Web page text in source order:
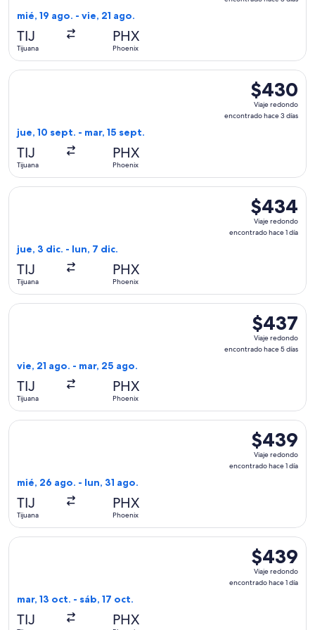
mié, 19 ago. - vie, 21 ago.
TIJ
Tijuana
PHX
Phoenix
$430
Viaje
redondo,
$430
Viaje redondo
encontrado hace 3 días
jue, 10 sept. - mar, 15 sept.
TIJ
Tijuana
PHX
Phoenix
Seleccionar vuelo de Volaris, con salida el jue, 10 sept.
$434
Viaje
redondo,
$434
Viaje redondo
encontrado hace 1 día
jue, 3 dic. - lun, 7 dic.
TIJ
Tijuana
PHX
Phoenix
Seleccionar vuelo de Aeromexico, con salida el jue, 3 dic.
$437
Viaje
redondo,
$437
Viaje redondo
encontrado hace 5 días
vie, 21 ago. - mar, 25 ago.
TIJ
Tijuana
PHX
Phoenix
Seleccionar vuelo de Volaris, con salida el vie, 21 ago.
$439
Viaje
redondo,
$439
Viaje redondo
encontrado hace 1 día
mié, 26 ago. - lun, 31 ago.
TIJ
Tijuana
PHX
Phoenix
Seleccionar vuelo de Volaris, con salida el mié, 26 ago.
$439
Viaje
redondo,
$439
Viaje redondo
encontrado hace 1 día
mar, 13 oct. - sáb, 17 oct.
TIJ PHX
Seleccionar vuelo de Volaris, con salida el mar, 13 oct.